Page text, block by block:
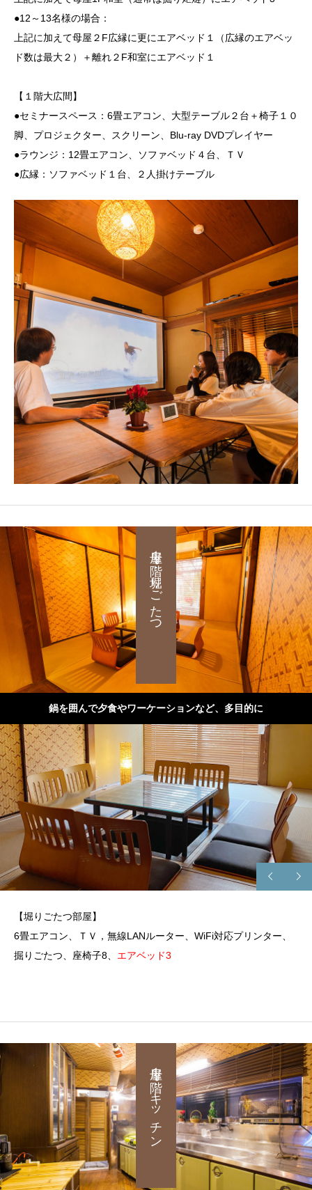
●12～13名様の場合：
上記に加えて母屋２F広縁に更にエアベッド１（広縁のエアベッ
ド数は最大２）＋離れ２F和室にエアベッド１
【１階大広間】
●セミナースペース：6畳エアコン、大型テーブル２台＋椅子１０
脚、プロジェクター、スクリーン、Blu-ray DVDプレイヤー
●ラウンジ：12畳エアコン、ソファベッド４台、ＴＶ
●広縁：ソファベッド１台、２人掛けテーブル
母屋１階：堀りごたつ
鍋を囲んで夕食やワーケーションなど、多目的に
【堀りごたつ部屋】
6畳エアコン、ＴＶ，無線LANルーター、WiFi対応プリンター、
掘りごたつ、座椅子8、 エアベッド3
母屋１階：キッチン